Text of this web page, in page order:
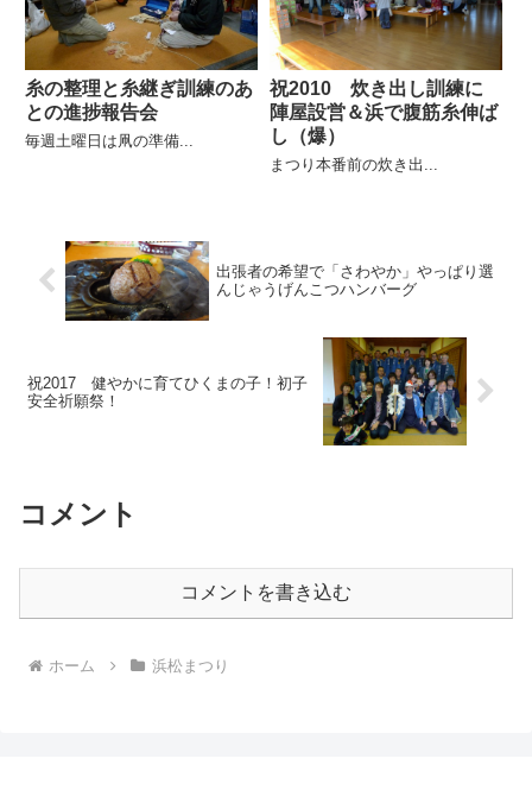
糸の整理と糸継ぎ訓練のあ
との進捗報告会
毎週土曜日は凧の準備...
祝2010 炊き出し訓練に
陣屋設営＆浜で腹筋糸伸ば
し（爆）
まつり本番前の炊き出...
出張者の希望で「さわやか」やっぱり選
んじゃうげんこつハンバーグ
祝2017 健やかに育てひくまの子！初子
安全祈願祭！
コメント
コメントを書き込む
ホーム 浜松まつり